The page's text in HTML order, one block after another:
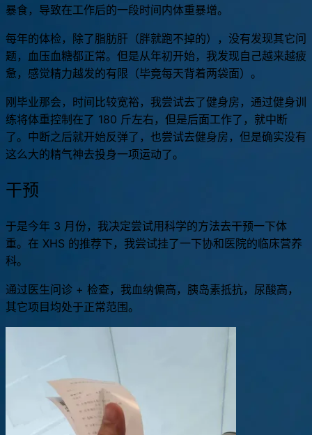
作压力大且久坐运动量不够，在开心或者不开心的时候爱暴饮
每年的体检，除了脂肪肝（胖就跑不掉的），没有发现其它问
题，血压血糖都正常。但是从年初开始，我发现自己越来越疲
刚毕业那会，时间比较宽裕，我尝试去了健身房，通过健身训
练将体重控制在了 180 斤左右，但是后面工作了，就中断
了。中断之后就开始反弹了，也尝试去健身房，但是确实没有
于是今年 3 月份，我决定尝试用科学的方法去干预一下体
重。在 XHS 的推荐下，我尝试挂了一下协和医院的临床营养
通过医生问诊 + 检查，我血纳偏高，胰岛素抵抗，尿酸高，
其它项目均处于正常范围。